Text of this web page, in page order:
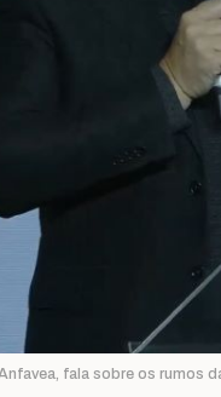
fala sobre os rumos